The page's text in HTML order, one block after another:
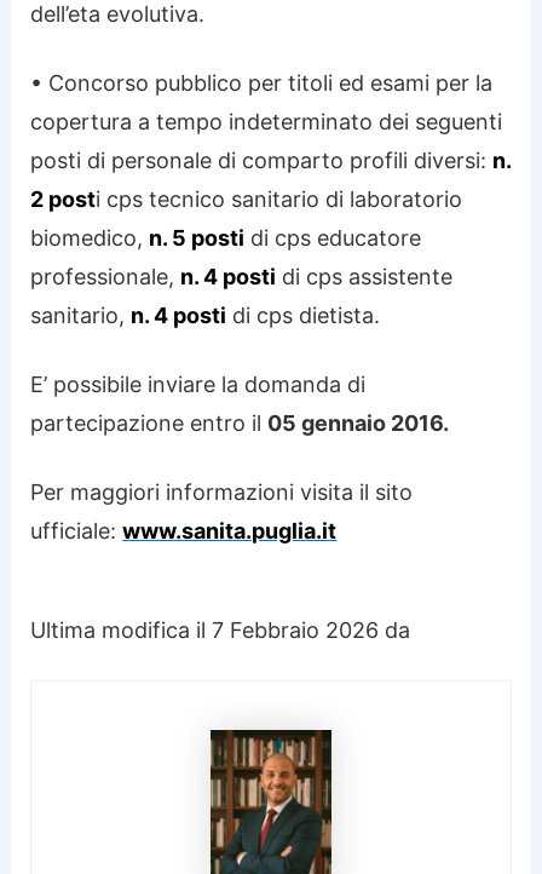
dell’eta evolutiva.
• Concorso pubblico per titoli ed esami per la
copertura a tempo indeterminato dei seguenti
posti di personale di comparto profili diversi: n.
2 posti cps tecnico sanitario di laboratorio
biomedico, n. 5 posti di cps educatore
professionale, n. 4 posti di cps assistente
sanitario, n. 4 posti di cps dietista.
E’ possibile inviare la domanda di
partecipazione entro il 05 gennaio 2016.
Per maggiori informazioni visita il sito
ufficiale:www.sanita.puglia.it
Ultima modifica il 7 Febbraio 2026 da